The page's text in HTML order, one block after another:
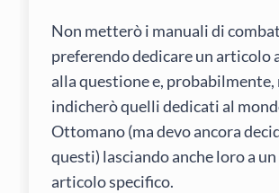
Non metterò i manuali di
preferendo dedicare un articolo
alla questione e, probabilmente,
indicherò quelli dedicati al
Ottomano (ma devo ancora
questi) lasciando anche loro a
articolo specifico.